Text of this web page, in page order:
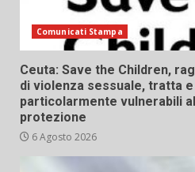
Comunicati Stampa
Ceuta: Save the Children,
di violenza sessuale, tratta
particolarmente vulnerabili
protezione
6 Agosto 2026